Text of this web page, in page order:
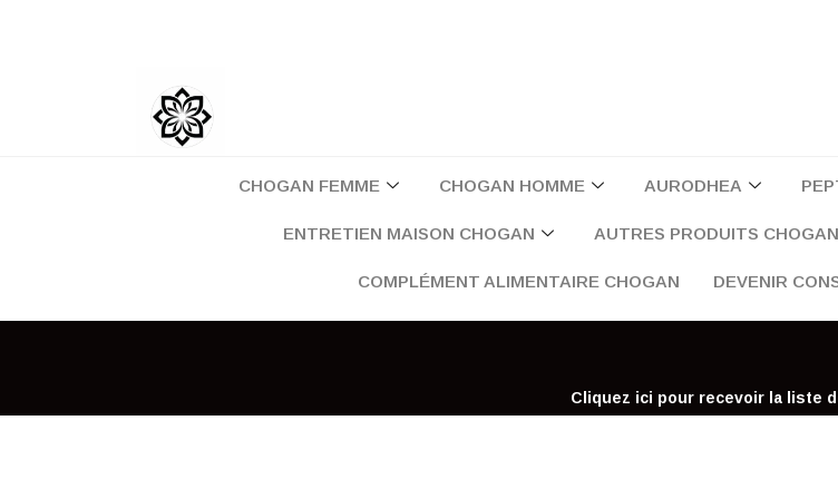
CHOGAN FEMME CHOGAN HOMME AURODHEA
ENTRETIEN MAISON CHOGAN AUTRES PRODUITS CHOGAN
COMPLÉMENT ALIMENTAIRE CHOGAN DEVENIR
Cliquez ici pour recevoir la liste